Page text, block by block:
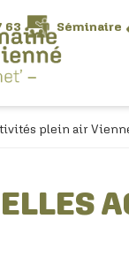
63 Séminaire
plein air